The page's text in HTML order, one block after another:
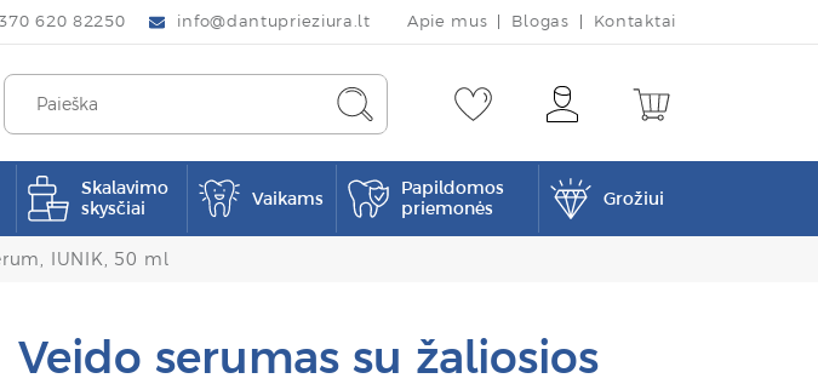
620 82250 info@dantuprieziura.lt Apie mus Blogas Kontaktai
Skalavimo
skysčiai
Vaikams
Papildomos
priemonės
Grožiui
IUNIK, 50 ml
Veido serumas su žaliosios